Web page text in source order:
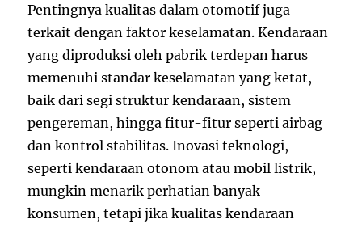
Pentingnya kualitas dalam otomotif juga
terkait dengan faktor keselamatan. Kendaraan
yang diproduksi oleh pabrik terdepan harus
memenuhi standar keselamatan yang ketat,
baik dari segi struktur kendaraan, sistem
pengereman, hingga fitur-fitur seperti airbag
dan kontrol stabilitas. Inovasi teknologi,
seperti kendaraan otonom atau mobil listrik,
mungkin menarik perhatian banyak
konsumen, tetapi jika kualitas kendaraan